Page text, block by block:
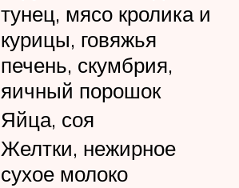
тунец, мясо кролика и
курицы, говяжья
печень, скумбрия,
яичный порошок
Яйца, соя
Желтки, нежирное
сухое молоко